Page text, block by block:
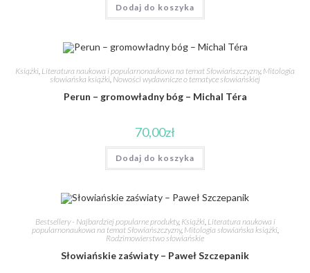
Dodaj do koszyka
Książki Literatura naukowa i popularnonaukowa na temat Słowiańszczyzny, Mitologia
słowiańska książki Nowości wydawnicze o tematyce słowiańskiej
Perun – gromowładny bóg – Michal Téra
70,00zł
Dodaj do koszyka
Bestsellery - Najbardziej popularne produkty, Książki, Literatura naukowa i
popularnonaukowa na temat Słowiańszczyzny, Mitologia słowiańska książki,
Rodzimowierstwo słowiańskie
Słowiańskie zaświaty – Paweł Szczepanik